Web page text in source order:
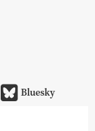
Bluesky